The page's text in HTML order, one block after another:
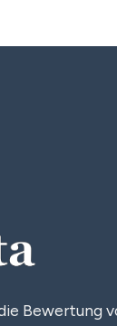
Bewertung